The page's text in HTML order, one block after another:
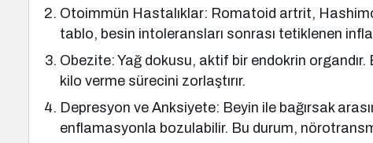
Otoimmün Hastalıklar: Romatoid artrit,
tablo, besin intoleransları sonrası tetiklenen
Obezite: Yağ dokusu, aktif bir endokrin
kilo verme sürecini zorlaştırır.
Depresyon ve Anksiyete: Beyin ile bağırsak
enflamasyonla bozulabilir. Bu durum,